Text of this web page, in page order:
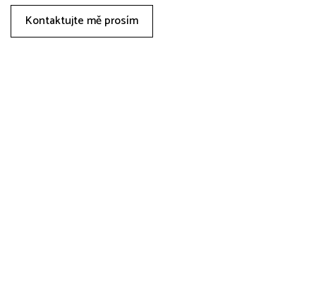
Kontaktujte mě prosím